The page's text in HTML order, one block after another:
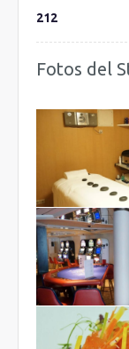
212
Fotos del